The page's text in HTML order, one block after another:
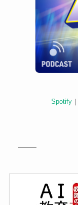
Spotify ｜